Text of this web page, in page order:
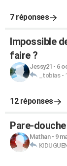
7 réponses
Impossible
faire ?
Jessy21 - 6
_tobias-
12 réponses
Pare-
Mathan- 9